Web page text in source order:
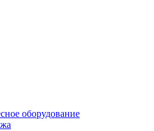
оборудование